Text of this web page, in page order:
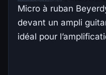
Micro à ruban
devant un ampli
idéal pour